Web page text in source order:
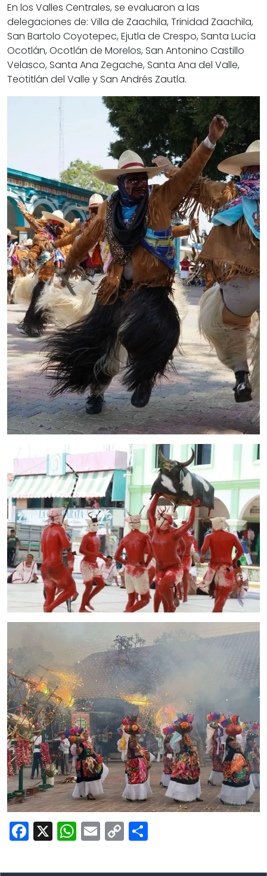
En los Valles Centrales, se evaluaron a las
delegaciones de: Villa de Zaachila, Trinidad Zaachila,
San Bartolo Coyotepec, Ejutla de Crespo, Santa Lucía
Ocotlán, Ocotlán de Morelos, San Antonino Castillo
Velasco, Santa Ana Zegache, Santa Ana del Valle,
Teotitlán del Valle y San Andrés Zautla.
Facebook
X WhatsApp
Email
Copy
Link